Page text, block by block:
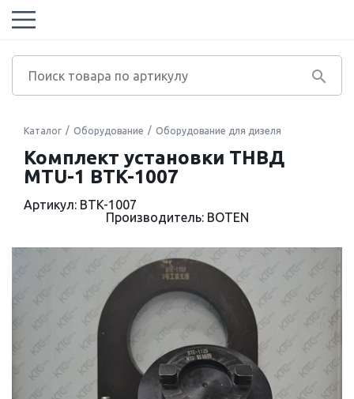
Каталог Оборудование Оборудование для дизеля
Комплект установки ТНВД
MTU-1 BTK-1007
Артикул: BTK-1007
Производитель: BOTEN